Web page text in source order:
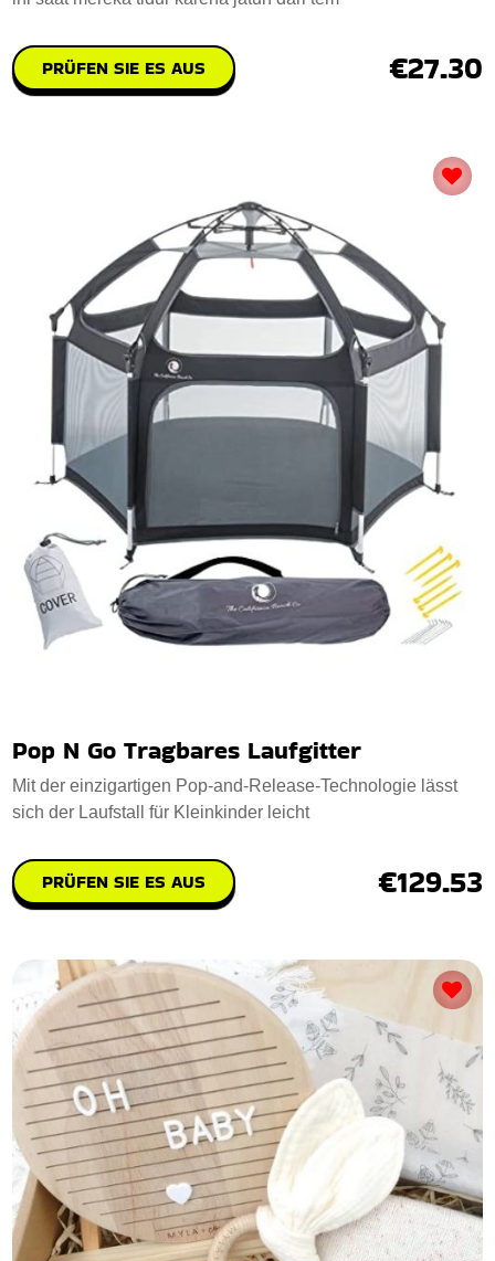
PRÜFEN SIE ES AUS €27.30
Pop N Go Tragbares Laufgitter
Mit der einzigartigen Pop-and-Release-Technologie lässt
sich der Laufstall für Kleinkinder leicht
PRÜFEN SIE ES AUS €129.53